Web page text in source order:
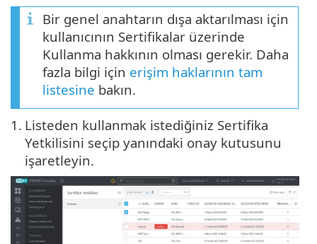
Bir genel anahtarın dışa aktarılması için
kullanıcının Sertifikalar üzerinde
Kullanma hakkının olması gerekir. Daha
fazla bilgi için erişim haklarının tam
listesine bakın.
1. Listeden kullanmak istediğiniz Sertifika
Yetkilisini seçip yanındaki onay kutusunu
işaretleyin.